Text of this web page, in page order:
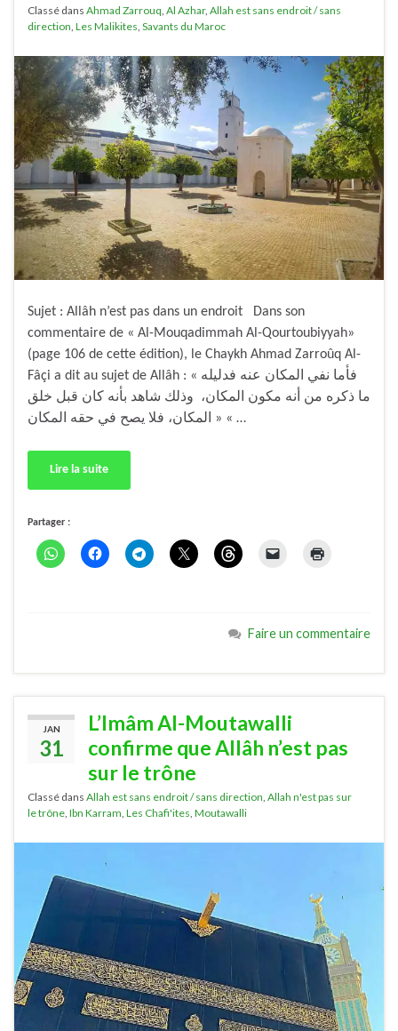
Classé dans Ahmad Zarrouq Al Azhar, Allah est sans endroit / sans
direction Les Malikites Savants du Maroc
Sujet : Allâh n’est pas dans un endroit Dans son
commentaire de « Al-Mouqadimmah Al-Qourtoubiyyah»
(page 106 de cette édition), le Chaykh Ahmad Zarroûq Al-
Fâçi a dit au sujet de Allâh : « فأما نفي المكان عنه فدليله
ما ذكره من أنه مكون المكان، وذلك شاهد بأنه كان قبل خلق
المكان، فلا يصح في حقه المكان » « …
Lire la suite
Partager :
Faire un commentaire
JAN
31
L’Imâm Al-Moutawalli
confirme que Allâh n’est pas
sur le trône
Classé dans Allah est sans endroit / sans direction, Allah n'est pas sur
le trône, Ibn Karram, Les Chafi'ites, Moutawalli